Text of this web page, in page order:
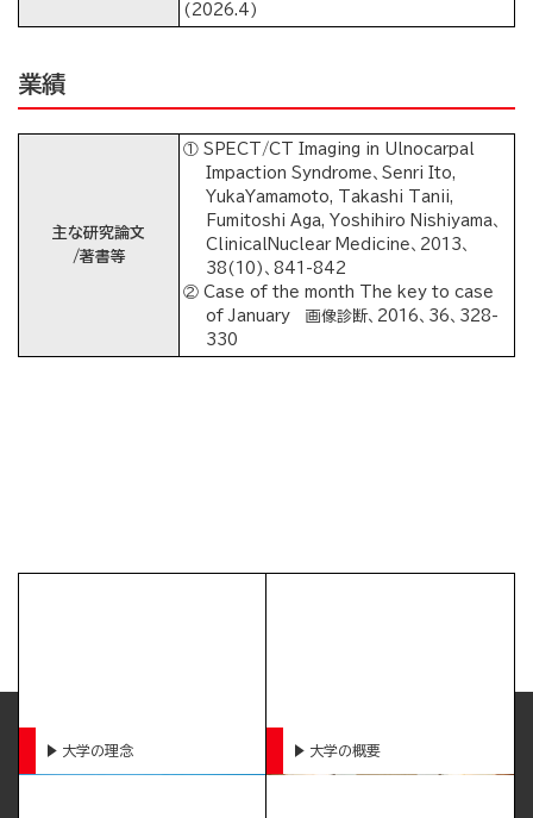
(2026.4)
業績
主な研究論文
/著書等
① SPECT/CT Imaging in Ulnocarpal
Impaction Syndrome、Senri Ito,
YukaYamamoto, Takashi Tanii,
Fumitoshi Aga, Yoshihiro Nishiyama、
ClinicalNuclear Medicine、2013、
38(10)、841-842
② Case of the month The key to case
of January 画像診断、2016、36、328-
330
大学の理念 大学の概要